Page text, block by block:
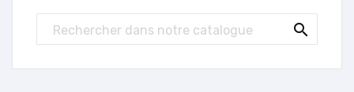
